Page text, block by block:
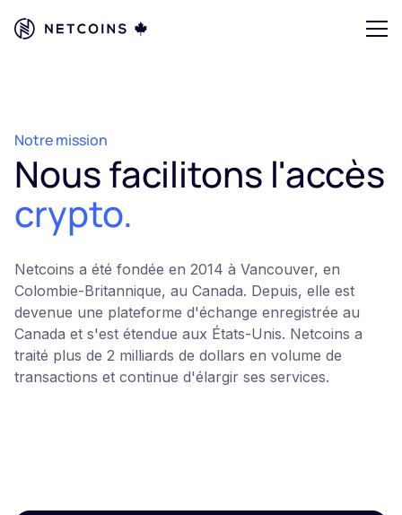
Notre mission
Nous facilitons l'accès
crypto.
Netcoins a été fondée en 2014 à Vancouver, en
Colombie-Britannique, au Canada. Depuis, elle est
devenue une plateforme d'échange enregistrée au
Canada et s'est étendue aux États-Unis. Netcoins a
traité plus de 2 milliards de dollars en volume de
transactions et continue d'élargir ses services.